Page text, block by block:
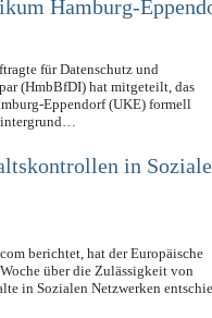
Patientendaten im
Hamburg-
für Datenschutz und
(HmbBfDI) hat mitgeteilt, das
Eppendorf (UKE) formell
in Sozialen
berichtet, hat der Europäische
über die Zulässigkeit von